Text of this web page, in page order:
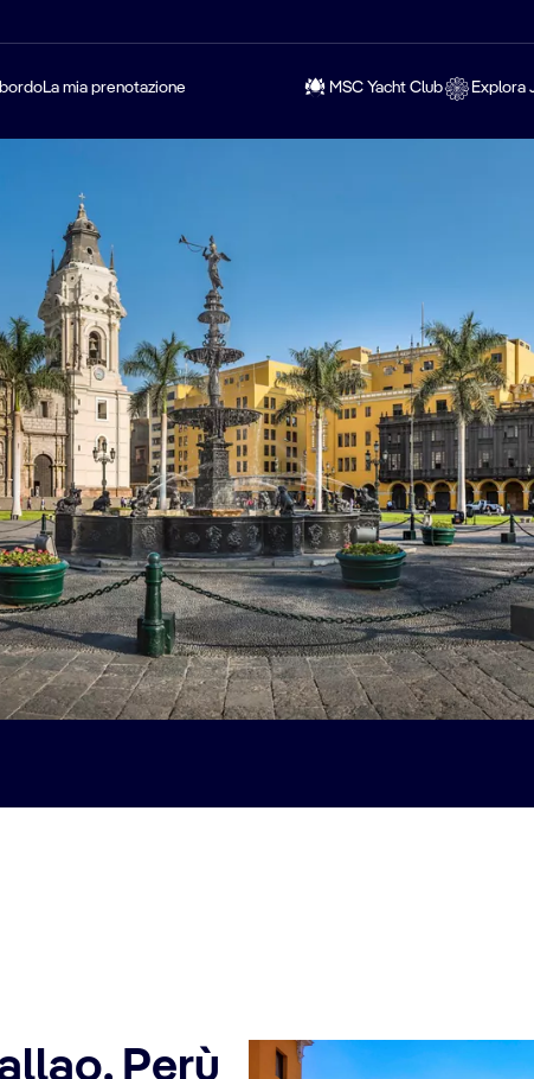
La mia prenotazione MSC Yacht Club Explora
Perù